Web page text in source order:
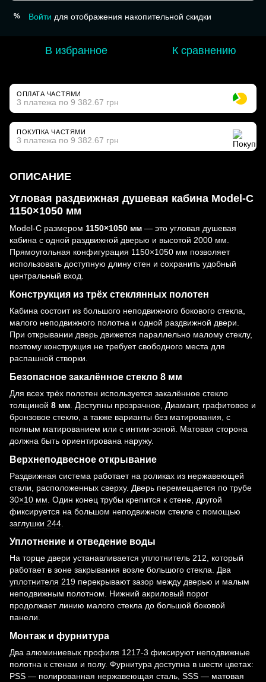
% Войти для отображения накопительной скидки
В избранное К сравнению
ОПЛАТА ЧАСТЯМИ
3 платежа по 9 382.67 грн
ПОКУПКА ЧАСТЯМИ
3 платежа по 9 382.67 грн
ОПИСАНИЕ
Угловая раздвижная душевая кабина Model-C
1150×1050 мм
Model-C размером 1150×1050 мм — это угловая душевая
кабина с одной раздвижной дверью и высотой 2000 мм.
Прямоугольная конфигурация 1150×1050 мм позволяет
использовать доступную длину стен и сохранить удобный
центральный вход.
Конструкция из трёх стеклянных полотен
Кабина состоит из большого неподвижного бокового стекла,
малого неподвижного полотна и одной раздвижной двери.
При открывании дверь движется параллельно малому стеклу,
поэтому конструкция не требует свободного места для
распашной створки.
Безопасное закалённое стекло 8 мм
Для всех трёх полотен используется закалённое стекло
толщиной 8 мм . Доступны прозрачное, Диамант, графитовое и
бронзовое стекло, а также варианты без матирования, с
полным матированием или с интим-зоной. Матовая сторона
должна быть ориентирована наружу.
Верхнеподвесное открывание
Раздвижная система работает на роликах из нержавеющей
стали, расположенных сверху. Дверь перемещается по трубе
30×10 мм . Один конец трубы крепится к стене, другой
фиксируется на большом неподвижном стекле с помощью
заглушки 244
Уплотнение и отведение воды
На торце двери устанавливается уплотнитель 212, который
работает в зоне закрывания возле большого стекла. Два
уплотнителя 219 перекрывают зазор между дверью и малым
неподвижным полотном. Нижний акриловый порог
продолжает линию малого стекла до большой боковой
панели.
Монтаж и фурнитура
Два алюминиевых профиля 1217-3 фиксируют неподвижные
полотна к стенам и полу. Фурнитура доступна в шести цветах:
PSS — полированная нержавеющая сталь, SSS — матовая